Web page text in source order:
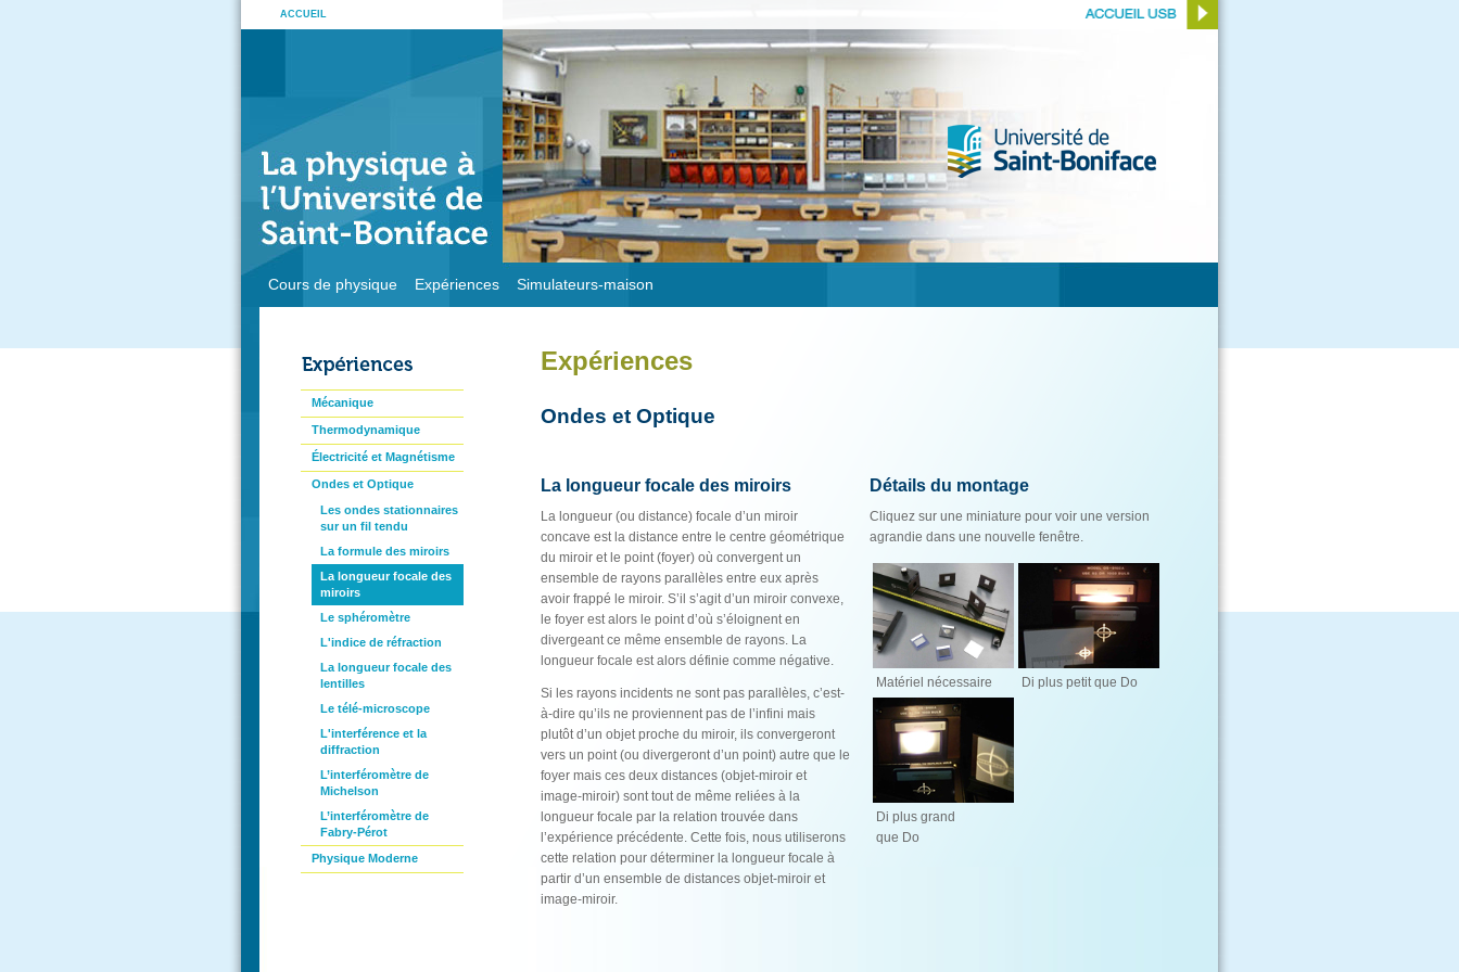
ACCUEIL
Cours de physique Expériences Simulateurs-maison
Expériences
Ondes et Optique
La longueur focale des miroirs
La longueur (ou distance) focale d’un miroir
concave est la distance entre le centre géométrique
du miroir et le point (foyer) où convergent un
ensemble de rayons parallèles entre eux après
avoir frappé le miroir. S’il s’agit d’un miroir convexe,
le foyer est alors le point d’où s’éloignent en
divergeant ce même ensemble de rayons. La
longueur focale est alors définie comme négative.
Si les rayons incidents ne sont pas parallèles, c’est-
à-dire qu’ils ne proviennent pas de l’infini mais
plutôt d’un objet proche du miroir, ils convergeront
vers un point (ou divergeront d’un point) autre que le
foyer mais ces deux distances (objet-miroir et
image-miroir) sont tout de même reliées à la
longueur focale par la relation trouvée dans
l’expérience précédente. Cette fois, nous utiliserons
cette relation pour déterminer la longueur focale à
partir d’un ensemble de distances objet-miroir et
image-miroir.
Détails du montage
Cliquez sur une miniature pour voir une version
agrandie dans une nouvelle fenêtre.
Matériel nécessaire Di plus petit que Do
Di plus grand
que Do
Mécanique
Thermodynamique
Électricité et Magnétisme
Ondes et Optique
Les ondes stationnaires
sur un fil tendu
La formule des miroirs
La longueur focale des
miroirs
Le sphéromètre
L'indice de réfraction
La longueur focale des
lentilles
Le télé-microscope
L'interférence et la
diffraction
L’interféromètre de
Michelson
L’interféromètre de
Fabry-Pérot
Physique Moderne